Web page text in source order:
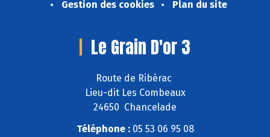
Gestion des cookies
Plan du site
Le Grain D'or 3
Route de Ribérac
Lieu-dit Les Combeaux
24650 Chancelade
Téléphone :05 53 06 95 08